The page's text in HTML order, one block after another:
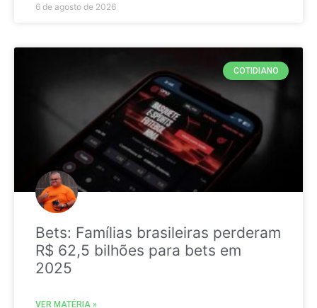
6 de agosto de 2026
COTIDIANO
Bets: Famílias brasileiras perderam
R$ 62,5 bilhões para bets em
2025
VER MATÉRIA »